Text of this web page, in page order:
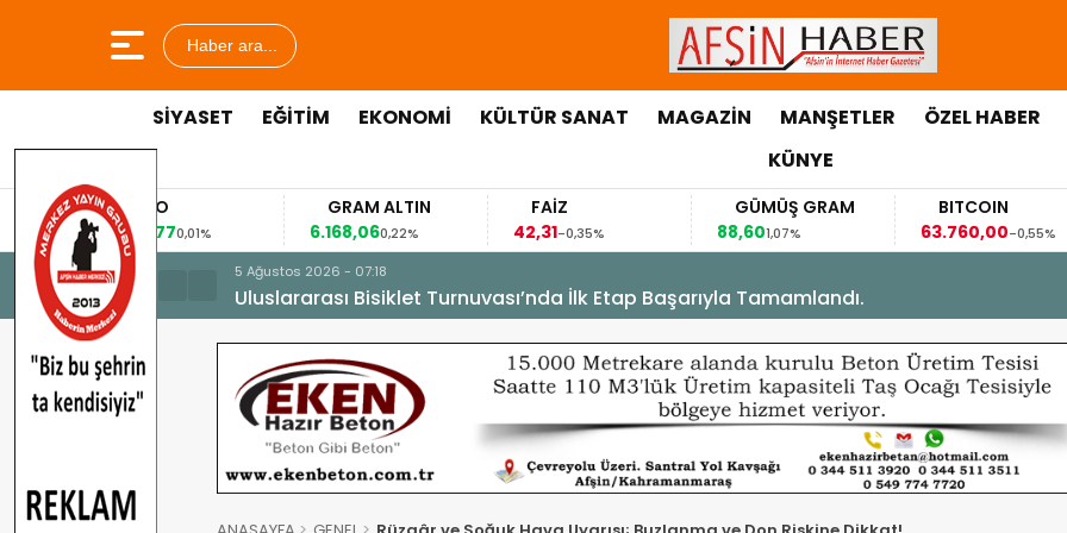
Haber ara...
SİYASET EĞİTİM EKONOMİ KÜLTÜR SANAT MAGAZİN MANŞETLER ÖZEL HABER
KÜNYE
EURO
53,84770,01%
GRAM ALTIN
6.168,06
0,22% -0,35%
GÜMÜŞ GRAM
1,07%
BITCOIN
63.760,00-0,55%
5 Ağustos 2026 - 07:18
Uluslararası Bisiklet Turnuvası’nda İlk Etap Başarıyla Tamamlandı.